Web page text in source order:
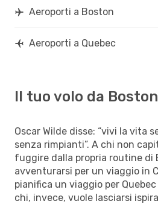
Aeroporti a Boston
Aeroporti a Quebec
Il tuo volo da
Oscar Wilde disse: “vivi la vita
senza rimpianti”. A chi non
fuggire dalla propria routine di
avventurarsi per un viaggio in
pianifica un viaggio per
chi, invece, vuole lasciarsi